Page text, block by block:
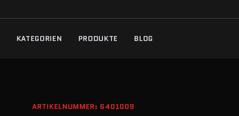
KATEGORIEN PRODUKTE BLOG
ARTIKELNUMMER: 6401009